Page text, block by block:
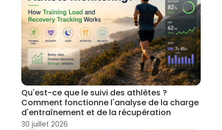
Qu'est-ce que le suivi des athlètes ?
Comment fonctionne l'analyse de la charge
d'entraînement et de la récupération
30 juillet 2026